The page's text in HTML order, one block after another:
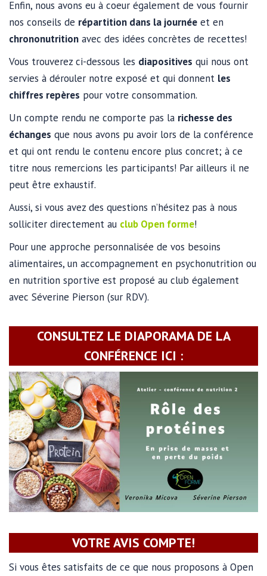
Enfin, nous avons eu à coeur également de vous fournir
nos conseils de répartition dans la journée et en
chrononutrition avec des idées concrètes de recettes!
Vous trouverez ci-dessous les diapositives qui nous ont
servies à dérouler notre exposé et qui donnent les
chiffres repères pour votre consommation.
Un compte rendu ne comporte pas la richesse des
échanges que nous avons pu avoir lors de la conférence
et qui ont rendu le contenu encore plus concret; à ce
titre nous remercions les participants! Par ailleurs il ne
peut être exhaustif.
Aussi, si vous avez des questions n’hésitez pas à nous
solliciter directement au club Open forme!
Pour une approche personnalisée de vos besoins
alimentaires, un accompagnement en psychonutrition ou
en nutrition sportive est proposé au club également
avec Séverine Pierson (sur RDV).
CONSULTEZ LE DIAPORAMA DE LA
CONFÉRENCE ICI :
VOTRE AVIS COMPTE!
Si vous êtes satisfaits de ce que nous proposons à Open